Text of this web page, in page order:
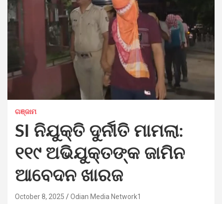
ଗଞ୍ଜାମ
SI ନିଯୁକ୍ତି ଦୁର୍ନୀତି ମାମଲା:
୧୧୯ ଅଭିଯୁକ୍ତଙ୍କ ଜାମିନ
ଆବେଦନ ଖାରଜ
October 8, 2025 Odian Media Network1